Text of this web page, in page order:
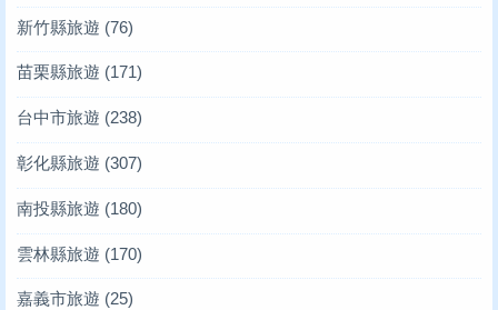
新竹縣旅遊 (76)
苗栗縣旅遊 (171)
台中市旅遊 (238)
彰化縣旅遊 (307)
南投縣旅遊 (180)
雲林縣旅遊 (170)
嘉義市旅遊 (25)